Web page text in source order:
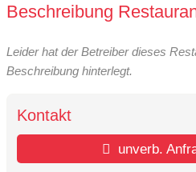
Beschreibung
Leider hat der Betreiber dieses
Beschreibung hinterlegt.
Kontakt
unverb.